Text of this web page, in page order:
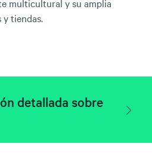
multicultural y su amplia
y tiendas.
detallada sobre